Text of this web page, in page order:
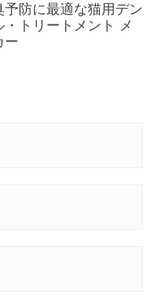
予防に最適な猫用デン
・トリートメント メ
ー